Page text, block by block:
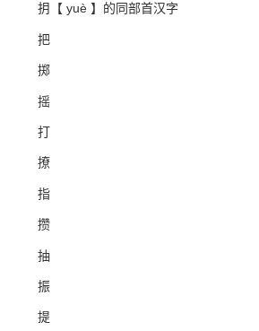
抈【 yuè 】的同部首汉字
把
掷
摇
打
撩
指
攒
抽
振
提